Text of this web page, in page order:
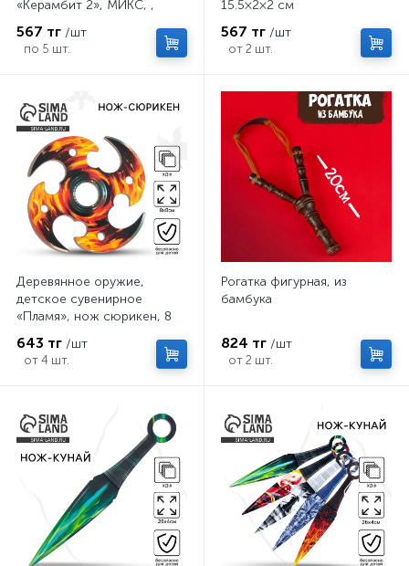
«Керамбит 2», МИКС, ,
567 тг /шт
по 5 шт.
15.5×2×2 см
567 тг /шт
от 2 шт.
Деревянное оружие,
детское сувенирное
«Пламя», нож сюрикен, 8
643 тг /шт
от 4 шт.
Рогатка фигурная, из
бамбука
824 тг /шт
от 2 шт.